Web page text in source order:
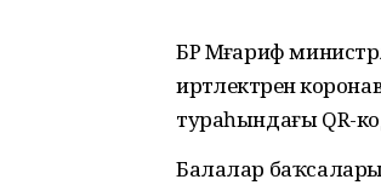
БР Мәғариф
иртәлектәренә
тураһындағы QR-
Балалар